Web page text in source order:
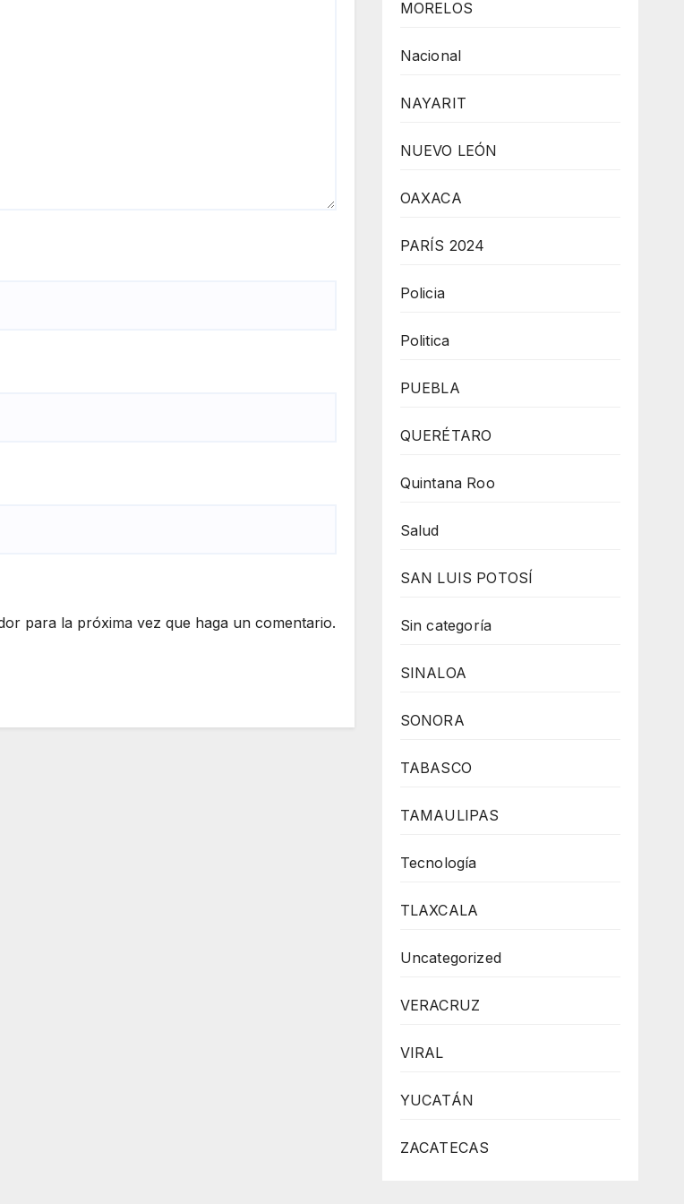
para la próxima vez que haga un comentario.
MORELOS
Nacional
NAYARIT
NUEVO LEÓN
OAXACA
PARÍS 2024
Policia
Politica
PUEBLA
QUERÉTARO
Quintana Roo
Salud
SAN LUIS POTOSÍ
Sin categoría
SINALOA
SONORA
TABASCO
TAMAULIPAS
Tecnología
TLAXCALA
Uncategorized
VERACRUZ
VIRAL
YUCATÁN
ZACATECAS